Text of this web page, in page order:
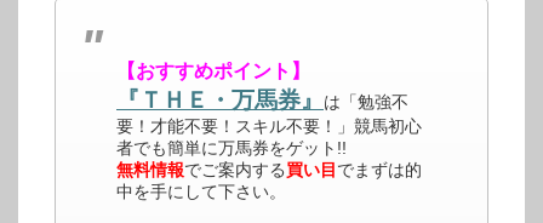
【おすすめポイント】
『ＴＨＥ・万馬券』
は「勉強不
要！才能不要！スキル不要！」競馬初心
者でも簡単に万馬券をゲット!!
無料情報でご案内する買い目 でまずは的
中を手にして下さい。